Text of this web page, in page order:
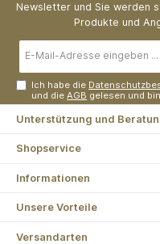
Newsletter und Sie werden
Produkte und
Ich habe die
und dieAGB gelesen und
Unterstützung und
Shopservice
Informationen
Unsere Vorteile
Versandarten